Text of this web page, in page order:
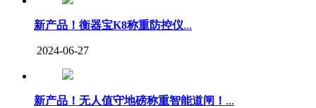
新产品！衡器宝K8称重防控仪...
2024-06-27
新产品！无人值守地磅称重智能道闸！ ...